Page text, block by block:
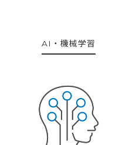
AI・機械学習